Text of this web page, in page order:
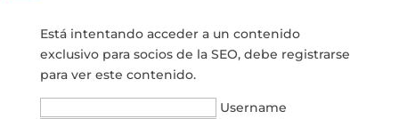
Está intentando acceder a un contenido
exclusivo para socios de la SEO, debe registrarse
para ver este contenido.
Username
YouTube